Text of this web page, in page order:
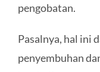
pengobatan.
Pasalnya, hal ini
penyembuhan